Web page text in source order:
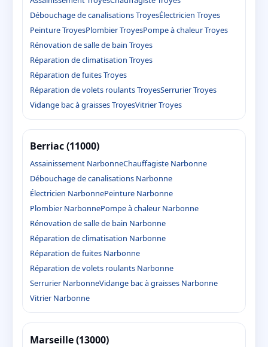
Débouchage de canalisations TroyesÉlectricien Troyes
Peinture TroyesPlombier TroyesPompe à chaleur Troyes
Rénovation de salle de bain Troyes
Réparation de climatisation Troyes
Réparation de fuites Troyes
Réparation de volets roulants TroyesSerrurier Troyes
Vidange bac à graisses TroyesVitrier Troyes
Berriac (11000)
Assainissement NarbonneChauffagiste Narbonne
Débouchage de canalisations Narbonne
Électricien NarbonnePeinture Narbonne
Plombier NarbonnePompe à chaleur Narbonne
Rénovation de salle de bain Narbonne
Réparation de climatisation Narbonne
Réparation de fuites Narbonne
Réparation de volets roulants Narbonne
Serrurier NarbonneVidange bac à graisses Narbonne
Vitrier Narbonne
Marseille (13000)